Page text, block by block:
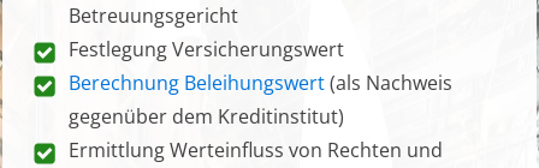
Betreuungsgericht
Festlegung Versicherungswert
Berechnung Beleihungswert(als Nachweis
gegenüber dem Kreditinstitut)
Ermittlung Werteinfluss von Rechten und